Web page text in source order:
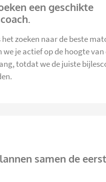
een geschikte
het zoeken naar de beste
we je actief op de hoogte van
totdat we de juiste
samen de